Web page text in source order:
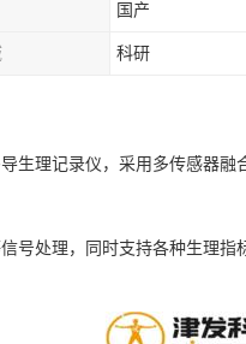
国产
科研
生理记录仪，采用多传感器融
号处理，同时支持各种生理指